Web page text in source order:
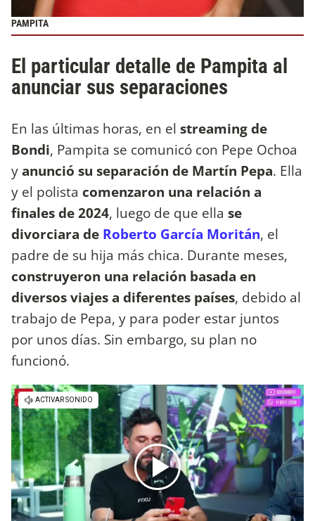
PAMPITA
El particular detalle de Pampita al
anunciar sus separaciones
En las últimas horas, en el streaming de
Bondi, Pampita se comunicó con Pepe Ochoa
yanunció su separación de Martín Pepa. Ella
y el polista comenzaron una relación a
finales de 2024, luego de que ella se
divorciara de Roberto García Moritán, el
padre de su hija más chica. Durante meses,
construyeron una relación basada en
diversos viajes a diferentes países, debido al
trabajo de Pepa, y para poder estar juntos
por unos días. Sin embargo, su plan no
funcionó.